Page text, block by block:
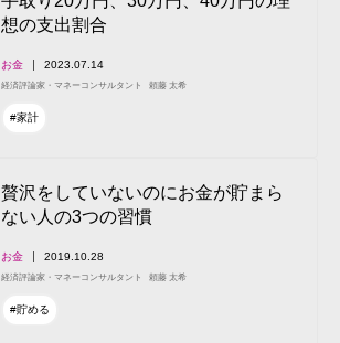
想の支出割合
お金 2023.07.14
経済評論家・マネーコンサルタント 頼藤 太希
#家計
贅沢をしていないのにお金が貯まら
ない人の3つの習慣
お金 2019.10.28
経済評論家・マネーコンサルタント 頼藤 太希
#貯める